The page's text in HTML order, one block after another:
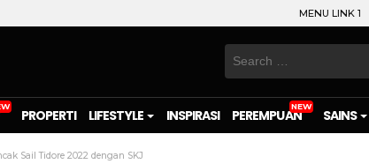
MENU LINK 1
Search
PROPERTI LIFESTYLE INSPIRASI PEREMPUAN SAINS
Sail Tidore 2022 dengan SKJ